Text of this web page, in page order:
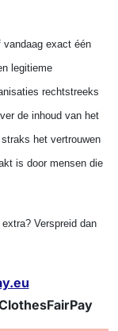
vandaag exact één
legitieme
rechtstreeks
de inhoud van het
het vertrouwen
is door mensen die
Verspreid dan